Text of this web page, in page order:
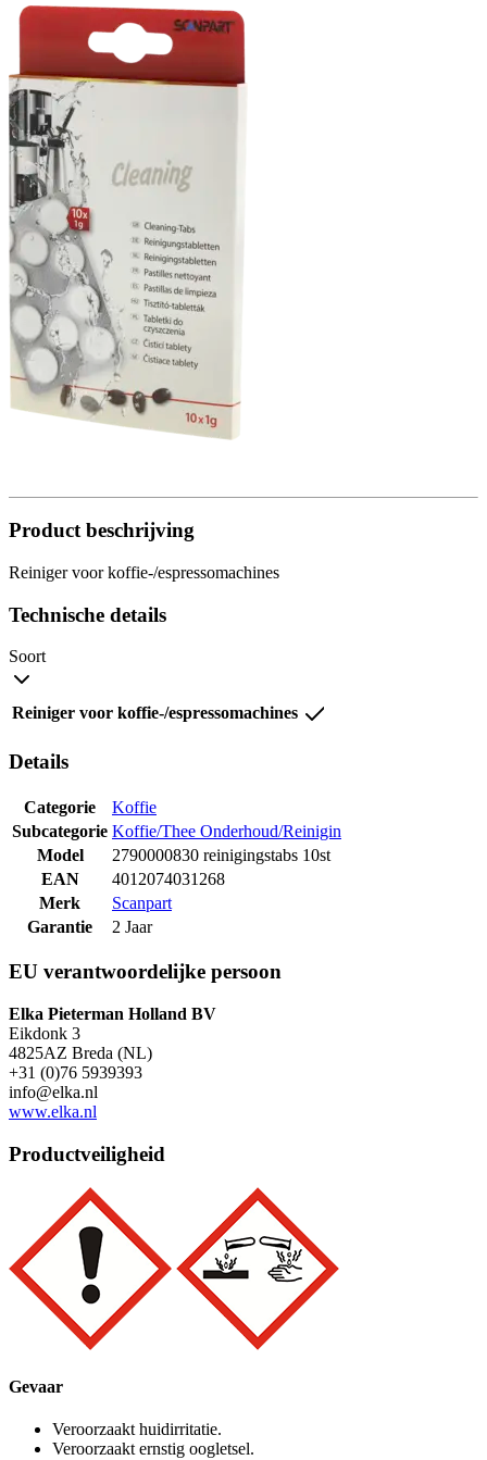
Product beschrijving
Reiniger voor koffie-/espressomachines
Technische details
Soort
Reiniger voor koffie-/espressomachines
Details
Categorie
Koffie
Subcategorie Koffie/Thee Onderhoud/Reinigin
Model
2790000830 reinigingstabs 10st
EAN
4012074031268
Merk
Scanpart
Garantie
2 Jaar
EU verantwoordelijke persoon
Elka Pieterman Holland BV
Eikdonk 3
4825AZ Breda (NL)
+31 (0)76 5939393
info@elka.nl
www.elka.nl
Productveiligheid
Gevaar
Veroorzaakt huidirritatie.
Veroorzaakt ernstig oogletsel.